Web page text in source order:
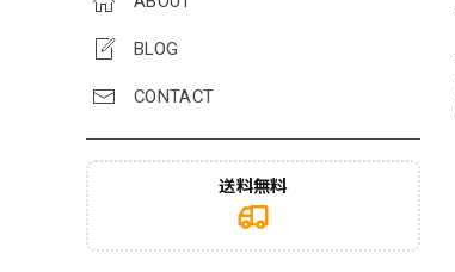
BLOG
CONTACT
送料無料